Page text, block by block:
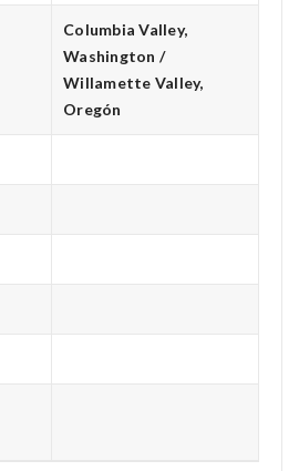
Columbia Valley,
Washington /
Willamette Valley,
Oregón